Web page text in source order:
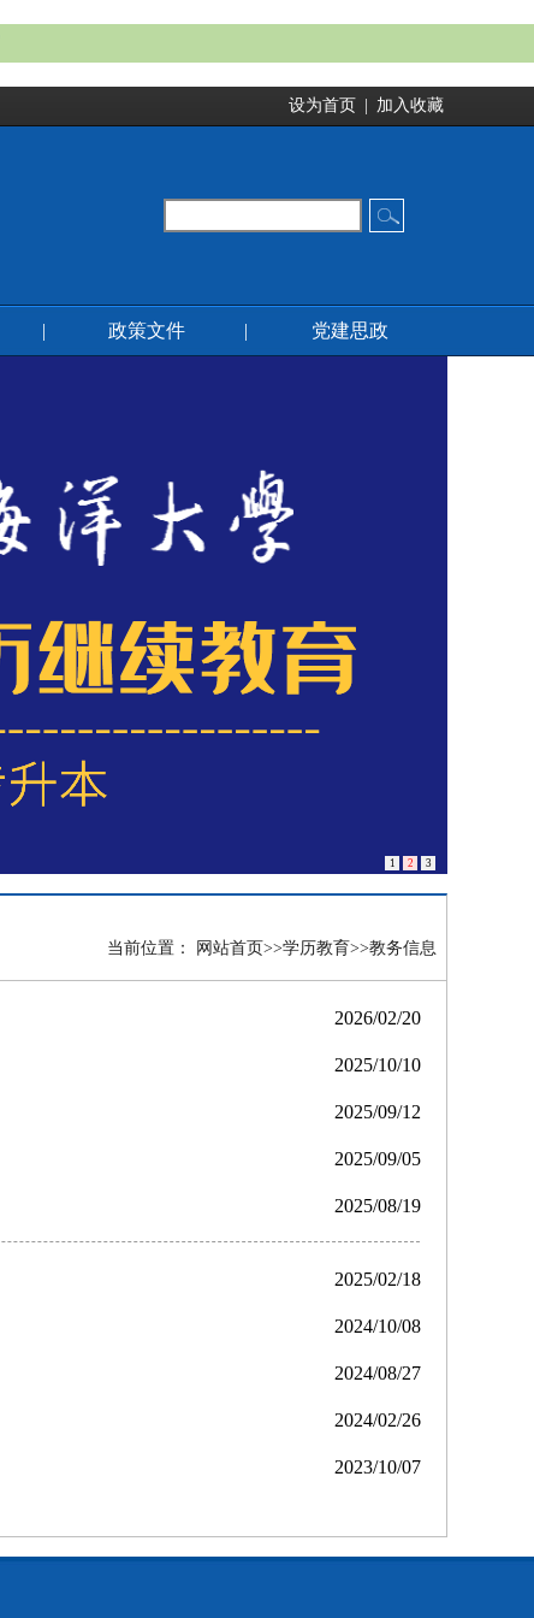
设为首页 加入收藏
| 政策文件 | 党建思政
1 2 3
当前位置： 网站首页>>学历教育>>教务信息
2026/02/20
2025/10/10
2025/09/12
2025/09/05
2025/08/19
2025/02/18
2024/10/08
2024/08/27
2024/02/26
2023/10/07